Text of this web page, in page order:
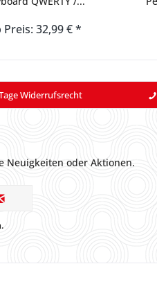
Preis: 32,99 € *
Widerrufsrecht
Neuigkeiten oder Aktionen.